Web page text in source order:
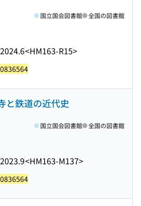
2024.6<HM163-R15>
国立国会図書館 全国の図書館
と鉄道の近代史
2023.9<HM163-M137>
国立国会図書館 全国の図書館